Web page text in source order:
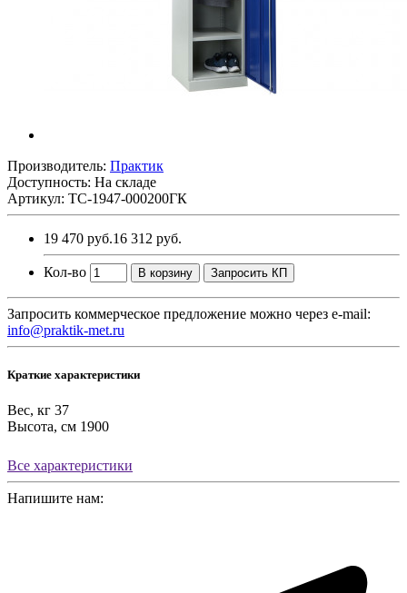
Производитель: Практик
Доступность: На складе
Артикул: TC-1947-000200ГК
19 470 руб.16 312 руб.
Кол-во В корзину Запросить КП
Запросить коммерческое предложение можно через e-mail:
info@praktik-met.ru
Краткие характеристики
Вес, кг 37
Высота, см 1900
Все характеристики
Напишите нам: